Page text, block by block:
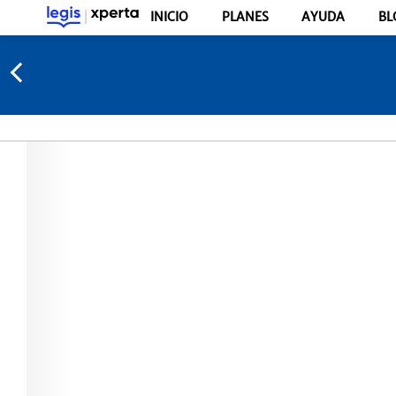
INICIO PLANES AYUDA